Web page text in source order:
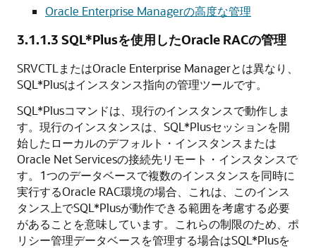
Oracle Enterprise Managerの高度な管理
3.1.1.3 SQL*Plusを使用したOracle RACの管理
SRVCTLまたはOracle Enterprise Managerとは異なり、
SQL*Plusはインスタンス指向の管理ツールです。
SQL*Plusコマンドは、現行のインスタンスで動作しま
す。現行のインスタンスは、SQL*Plusセッションを開
始したローカルのデフォルト・インスタンスまたは
Oracle Net Servicesの接続先リモート・インスタンスで
す。1つのデータベースで複数のインスタンスを同時に
実行するOracle RAC環境の場合、これは、このインス
タンス上でSQL*Plusが動作できる範囲を考慮する必要
があることを意味しています。これらの制限のため、ポ
リシー管理データベースを管理する場合はSQL*Plusを